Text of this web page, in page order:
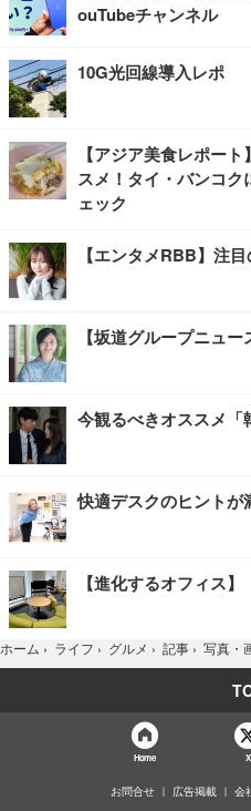
ouTubeチャンネル
10G光回線導入レポ
【アジア美食レポー
スメ！タイ・バンコ
ェック
【エンタメRBB】注
【坂道グループニュ
今観るべきオススメ「
快適デスクのヒント
【進化するオフィス】
ホーム › ライフ › グルメ › 記事 › 写真・
Home X
お問合せ 広告掲載 会